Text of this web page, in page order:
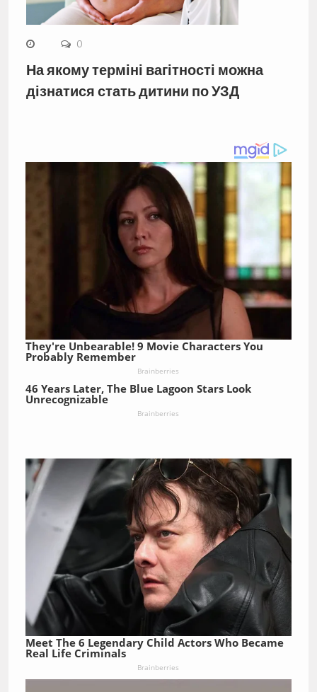
0
На якому терміні вагітності можна
дізнатися стать дитини по УЗД
They're Unbearable! 9 Movie Characters You
Probably Remember
Brainberries
46 Years Later, The Blue Lagoon Stars Look
Unrecognizable
Brainberries
Meet The 6 Legendary Child Actors Who Became
Real Life Criminals
Brainberries